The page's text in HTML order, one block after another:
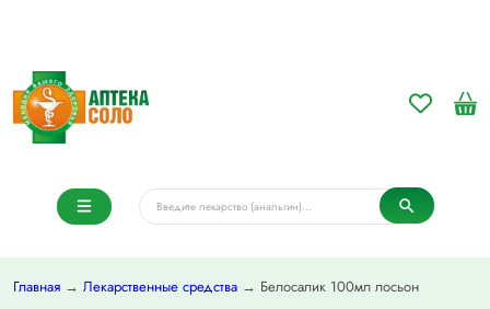
Главная → Лекарственные средства → Белосалик 100мл лосьон